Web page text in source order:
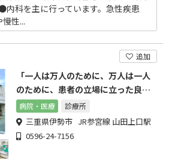
科を主に行っています。急性疾患
慢性...
追加
「一人は万人のために、万人は一人
のために、患者の立場に立った良い
医療」を旨として活動中です
病院・医療 診療所
三重県伊勢市 JR参宮線 山田上口駅
0596-24-7156